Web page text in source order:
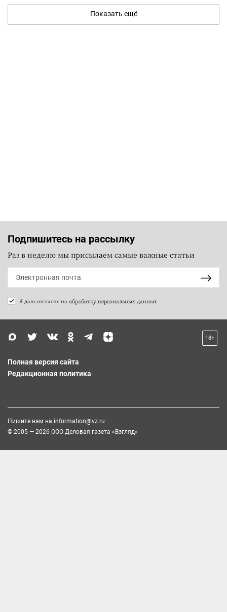
Показать ещё
Подпишитесь на рассылку
Раз в неделю мы присылаем самые важные статьи
Я даю согласие на обработку персональных данных
18+
Полная версия сайта
Редакционная политика
Пишите нам на information@vz.ru
© 2005 — 2026 ООО Деловая газета «Взгляд»